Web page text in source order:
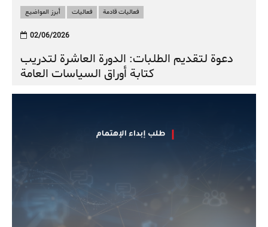
أبرز المواضيع فعاليات فعاليات قادمة
02/06/2026
دعوة لتقديم الطلبات: الدورة العاشرة لتدريب
كتابة أوراق السياسات العامة